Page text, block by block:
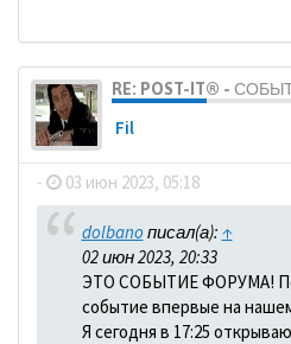
RE: POST-IT® -
Fil
- 03 июн 2023, 05:18
dolbano писал(а): ↑
02 июн 2023, 20:33
ЭТО СОБЫТИЕ ФОРУМА!
событие впервые на
Я сегодня в 17:25